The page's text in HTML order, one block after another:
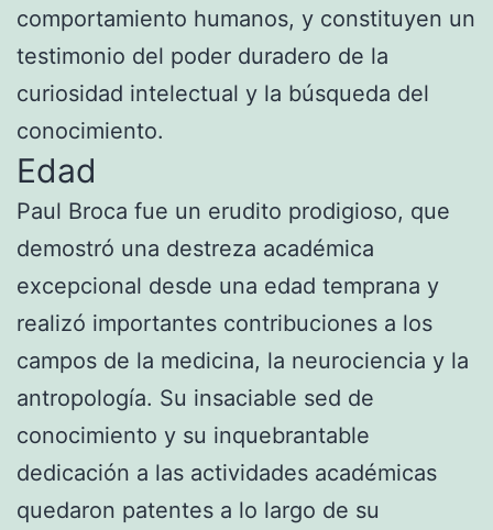
comportamiento humanos, y constituyen un
testimonio del poder duradero de la
curiosidad intelectual y la búsqueda del
conocimiento.
Edad
Paul Broca fue un erudito prodigioso, que
demostró una destreza académica
excepcional desde una edad temprana y
realizó importantes contribuciones a los
campos de la medicina, la neurociencia y la
antropología. Su insaciable sed de
conocimiento y su inquebrantable
dedicación a las actividades académicas
quedaron patentes a lo largo de su